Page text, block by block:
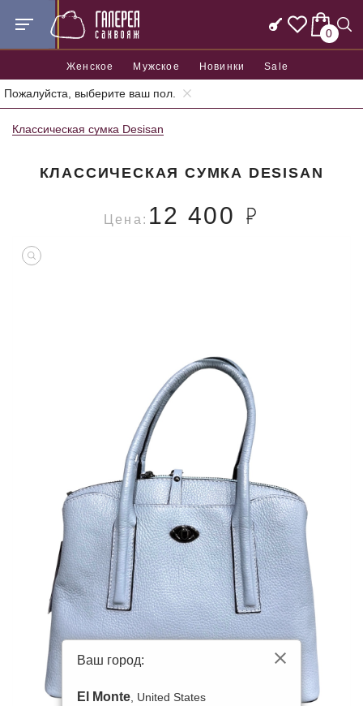
0
Женское Мужское Новинки Sale
Пожалуйста, выберите ваш пол.
Главная Женские сумки Женские классические сумки
Классическая сумка Desisan
КЛАССИЧЕСКАЯ СУМКА DESISAN
Цена: 12 400
Ваш город:
El Monte , United States